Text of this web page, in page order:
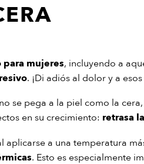
mujeres, incluyendo a
. ¡Di adiós al dolor y a
se pega a la piel como la
en su crecimiento: retrasa
a una temperatura
. Esto es especialmente